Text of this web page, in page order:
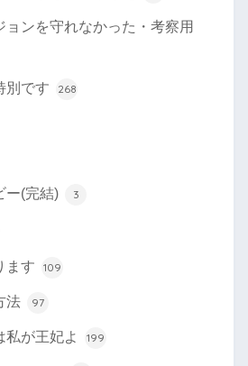
ョンを守れなかった・考察用
別です 268
ー(完結) 3
ます 109
法 97
私が王妃よ 199